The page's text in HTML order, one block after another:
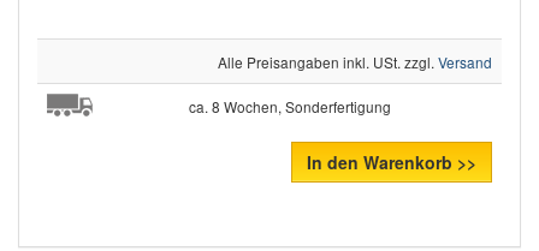
Alle Preisangaben inkl. USt. zzgl. Versand
ca. 8 Wochen, Sonderfertigung
In den Warenkorb >>